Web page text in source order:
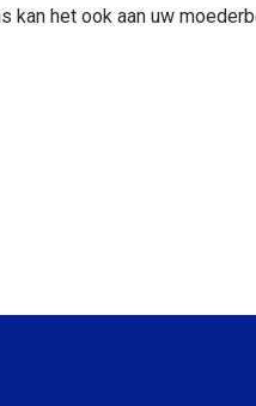
het ook aan uw